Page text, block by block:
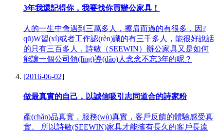
3年我還記得你，我要找你買辦公家具！
人的一生中會遇到三萬多人，擦肩而過的有很多，因?
qū)W習(xí)或者工作認(rèn)識的有三千多人，能很好說話
的只有三百多人，詩敏（SEEWIN）辦公家具又是如何
能讓一個公司領(lǐng)導(dǎo)人念念不忘3年的呢？
[2016-06-02]
做最真實的自己，以誠信吸引志同道合的詩家粉
產(chǎn)品真實，服務(wù)真實，客戶反饋的體驗感受真
實。 所以詩敏(SEEWIN)家具才能擁有長久的客戶長遠